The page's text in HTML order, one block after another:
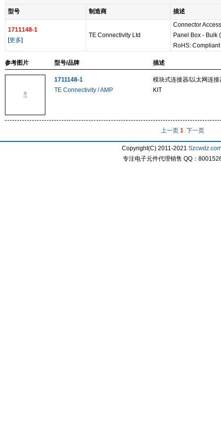
型号 制造商 描述
1711148-1
[更多]
TE Connectivity Ltd
Connector
Panel Box - Bulk
RoHS: Compliant
参考图片 型号/品牌 描述
1711148-1
TE Connectivity / AMP
模块式连接器/以太网连
KIT
上一页 1 下一页
Copyright(C) 2011-2021
专注电子元件代理销售 QQ：